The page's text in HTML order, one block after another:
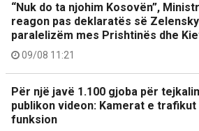
“Nuk do ta njohim Kosovën”,
reagon pas deklaratës së
paralelizëm mes Prishtinës dhe
09/08 11:21
Për një javë 1.100 gjoba për
publikon videon: Kamerat e
funksion